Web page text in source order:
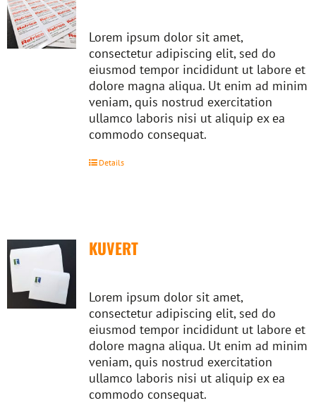
Lorem ipsum dolor sit amet,
consectetur adipiscing elit, sed do
eiusmod tempor incididunt ut labore et
dolore magna aliqua. Ut enim ad minim
veniam, quis nostrud exercitation
ullamco laboris nisi ut aliquip ex ea
commodo consequat.
Details
KUVERT
Lorem ipsum dolor sit amet,
consectetur adipiscing elit, sed do
eiusmod tempor incididunt ut labore et
dolore magna aliqua. Ut enim ad minim
veniam, quis nostrud exercitation
ullamco laboris nisi ut aliquip ex ea
commodo consequat.